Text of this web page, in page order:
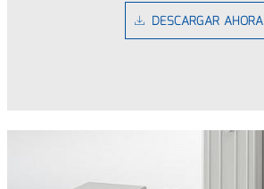
DESCARGAR AHORA